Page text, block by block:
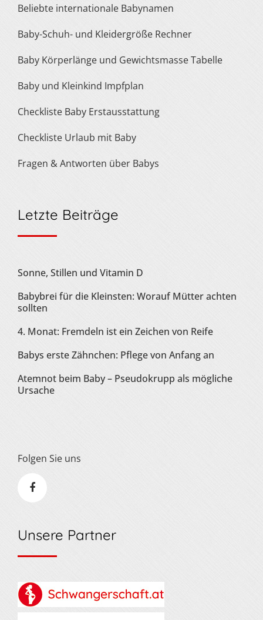
Beliebte internationale Babynamen
Baby-Schuh- und Kleidergröße Rechner
Baby Körperlänge und Gewichtsmasse Tabelle
Baby und Kleinkind Impfplan
Checkliste Baby Erstausstattung
Checkliste Urlaub mit Baby
Fragen & Antworten über Babys
Letzte Beiträge
Sonne, Stillen und Vitamin D
Babybrei für die Kleinsten: Worauf Mütter achten
sollten
4. Monat: Fremdeln ist ein Zeichen von Reife
Babys erste Zähnchen: Pflege von Anfang an
Atemnot beim Baby – Pseudokrupp als mögliche
Ursache
Folgen Sie uns
Unsere Partner